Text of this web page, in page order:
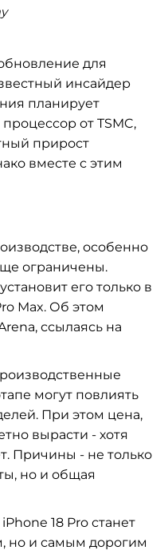
для
инсайдер
планирует
от TSMC,
прирост
вместе с этим
особенно
ограничены.
его только в
Max. Об этом
ссылаясь на
могут повлиять
При этом цена,
вырасти - хотя
Причины - не только
но и общая
18 Pro станет
но и самым дорогим